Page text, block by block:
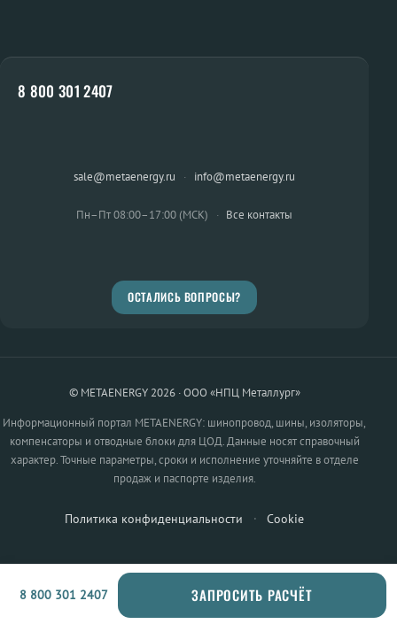
8 800 301 2407
sale@metaenergy.ru · info@metaenergy.ru
Пн–Пт 08:00–17:00 (МСК) · Все контакты
ОСТАЛИСЬ ВОПРОСЫ?
© METAENERGY 2026 · ООО «НПЦ Металлург»
Информационный портал METAENERGY: шинопровод, шины, изоляторы,
компенсаторы и отводные блоки для ЦОД. Данные носят справочный
характер. Точные параметры, сроки и исполнение уточняйте в отделе
продаж и паспорте изделия.
Политика конфиденциальности · Cookie
8 800 301 2407 ЗАПРОСИТЬ РАСЧЁТ